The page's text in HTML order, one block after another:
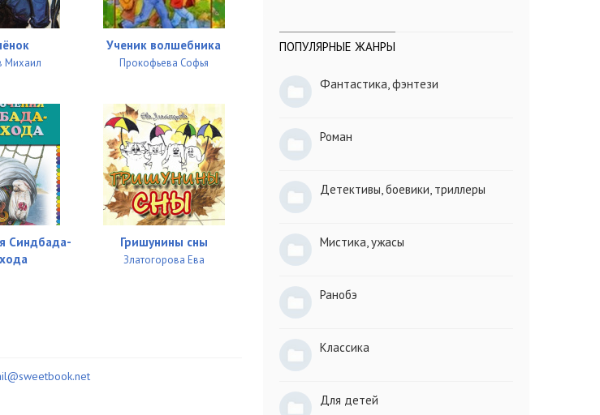
Михаил
Ученик волшебника
Прокофьева Софья
Синдбада-
Гришунины сны
Златогорова Ева
ПОПУЛЯРНЫЕ ЖАНРЫ
Фантастика, фэнтези
Роман
Детективы, боевики, триллеры
Мистика, ужасы
Ранобэ
Классика
Для детей